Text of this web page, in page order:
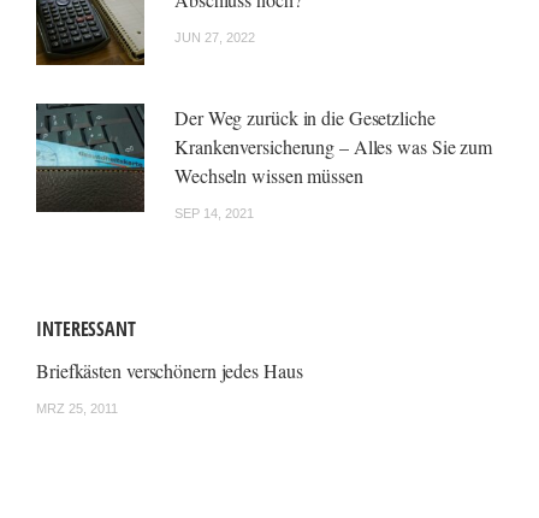
JUN 27, 2022
Der Weg zurück in die Gesetzliche
Krankenversicherung – Alles was Sie zum
Wechseln wissen müssen
SEP 14, 2021
INTERESSANT
Briefkästen verschönern jedes Haus
MRZ 25, 2011